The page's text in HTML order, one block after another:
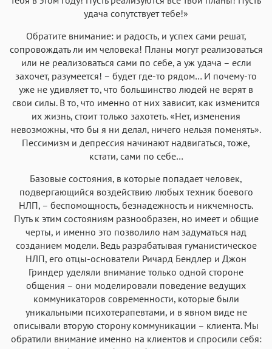
удача сопутствует тебе!»
Обратите внимание: и радость, и успех сами решат,
сопровождать ли им человека! Планы могут реализоваться
или не реализоваться сами по себе, а уж удача – если
захочет, разумеется! – будет где-то рядом… И почему-то
уже не удивляет то, что большинство людей не верят в
свои силы. В то, что именно от них зависит, как изменится
их жизнь, стоит только захотеть. «Нет, изменения
невозможны, что бы я ни делал, ничего нельзя поменять».
Пессимизм и депрессия начинают надвигаться, тоже,
кстати, сами по себе…
Базовые состояния, в которые попадает человек,
подвергающийся воздействию любых техник боевого
НЛП, – беспомощность, безнадежность и никчемность.
Путь к этим состояниям разнообразен, но имеет и общие
черты, и именно это позволило нам задуматься над
созданием модели. Ведь разрабатывая гуманистическое
НЛП, его отцы-основатели Ричард Бендлер и Джон
Гриндер уделяли внимание только одной стороне
общения – они моделировали поведение ведущих
коммуникаторов современности, которые были
уникальными психотерапевтами, и в явном виде не
описывали вторую сторону коммуникации – клиента. Мы
обратили внимание именно на клиентов и спросили себя: